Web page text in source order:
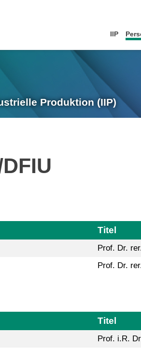
IIP
Produktion (IIP)
Titel
Prof. Dr.
Prof. Dr.
Titel
Prof. i.R.